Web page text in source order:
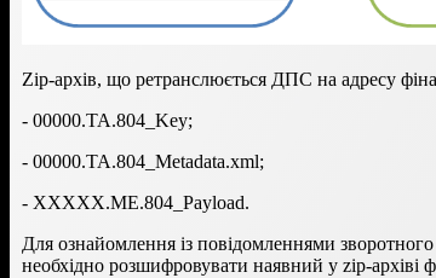
Zip-архів, що ретранслюється ДПС на адресу
- 00000.TA.804_Key;
- 00000.TA.804_Metadata.xml;
- XXXXX.ME.804_Payload.
Для ознайомлення із повідомленнями зворотного
необхідно розшифровувати наявний у zip-